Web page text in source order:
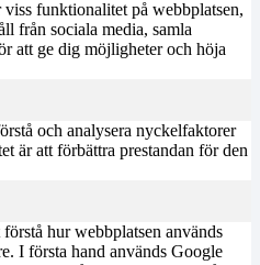
funktionalitet på webbplatsen,
från sociala media, samla
att ge dig möjligheter och höja
och analysera nyckelfaktorer
är att förbättra prestandan för den
hur webbplatsen används
I första hand används Google